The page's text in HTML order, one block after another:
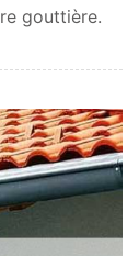
gouttière.